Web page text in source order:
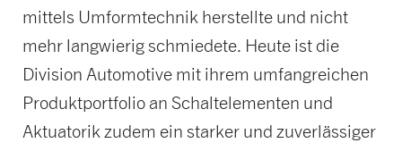
mittels Umformtechnik herstellte und nicht
mehr langwierig schmiedete. Heute ist die
Division Automotive mit ihrem umfangreichen
Produktportfolio an Schaltelementen und
Aktuatorik zudem ein starker und zuverlässiger